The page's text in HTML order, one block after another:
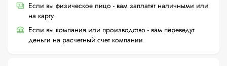
Если вы физическое лицо - вам заплатят наличными или
на карту
Если вы компания или производство - вам переведут
деньги на расчетный счет компании